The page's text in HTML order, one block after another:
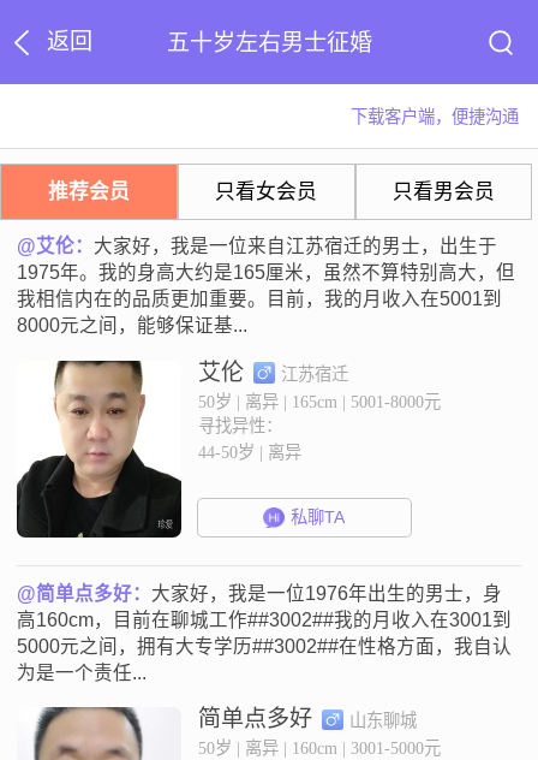
返回 五十岁左右男士征婚
下载客户端，便捷沟通
推荐会员 只看女会员 只看男会员
@艾伦： 大家好，我是一位来自江苏宿迁的男士，出生于
1975年。我的身高大约是165厘米，虽然不算特别高大，但
我相信内在的品质更加重要。目前，我的月收入在5001到
8000元之间，能够保证基...
艾伦
江苏宿迁
50岁 | 离异 | 165cm | 5001-8000元
寻找异性：
44-50岁 | 离异
私聊TA
@简单点多好： 大家好，我是一位1976年出生的男士，身
高160cm，目前在聊城工作##3002##我的月收入在3001到
5000元之间，拥有大专学历##3002##在性格方面，我自认
为是一个责任...
简单点多好
山东聊城
50岁 | 离异 | 160cm | 3001-5000元